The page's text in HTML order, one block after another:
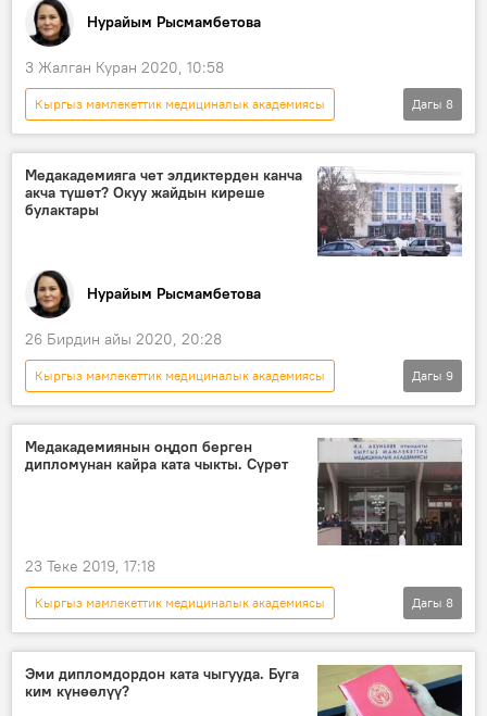
Нурайым Рысмамбетова
3 Жалган Куран 2020, 10:58
Кыргыз мамлекеттик медициналык академиясы
Ак жарык
Жаңылыктар
Коом
Кыргызстан
онкология
балдар
студенттер
аппарат
Дагы 8
Медакадемияга чет элдиктерден канча
акча түшөт? Окуу жайдын киреше
булактары
Нурайым Рысмамбетова
26 Бирдин айы 2020, 20:28
Кыргыз мамлекеттик медициналык академиясы
Жаңылыктар
Коом
Кыргызстан
Экономика
киреше
мамлекет
студент
бюджет контракт
Дагы 9
Медакадемиянын оңдоп берген
дипломунан кайра ката чыкты. Сүрөт
23 Теке 2019, 17:18
Кыргыз мамлекеттик медициналык академиясы
Жаңылыктар
Коом
Кыргызстан
Бишкек
диплом
ката
Билим берүү министрлиги
Дагы 8
Эми дипломдордон ката чыгууда. Буга
ким күнөөлүү?